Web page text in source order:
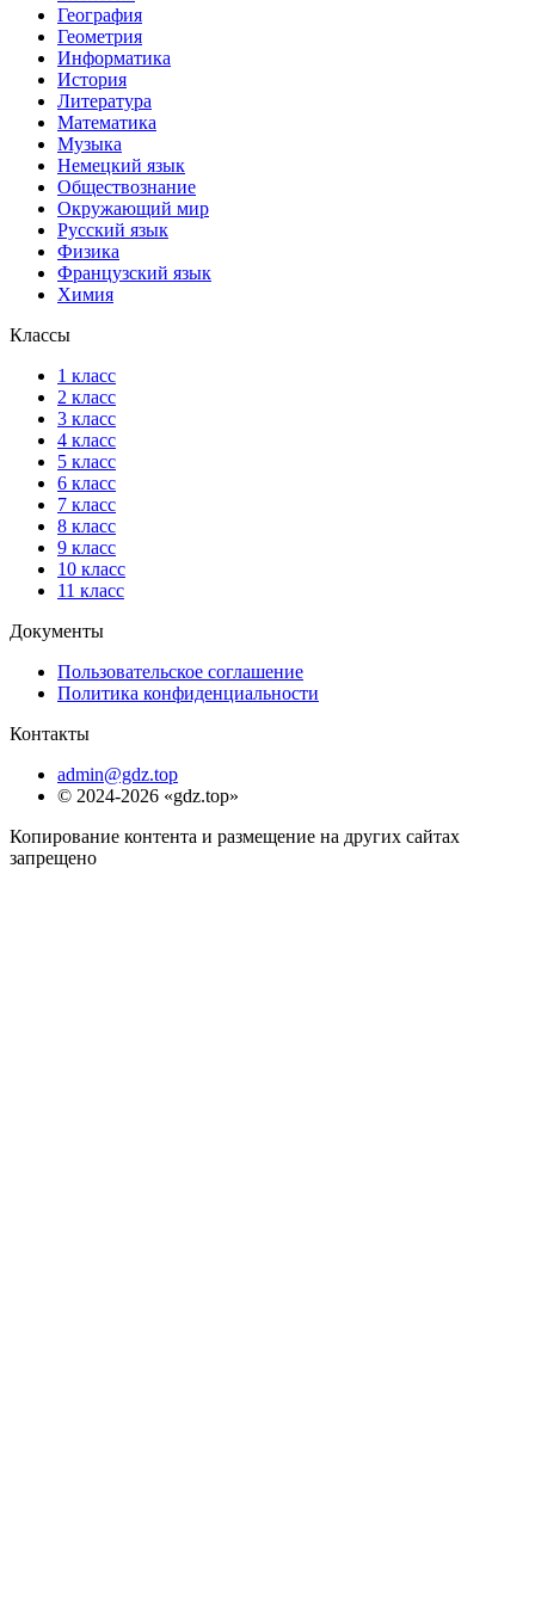
География
Геометрия
Информатика
История
Литература
Математика
Музыка
Немецкий язык
Обществознание
Окружающий мир
Русский язык
Физика
Французский язык
Химия
Классы
1 класс
2 класс
3 класс
4 класс
5 класс
6 класс
7 класс
8 класс
9 класс
10 класс
11 класс
Документы
Пользовательское соглашение
Политика конфиденциальности
Контакты
admin@gdz.top
© 2024-2026 «gdz.top»
Копирование контента и размещение на других сайтах
запрещено